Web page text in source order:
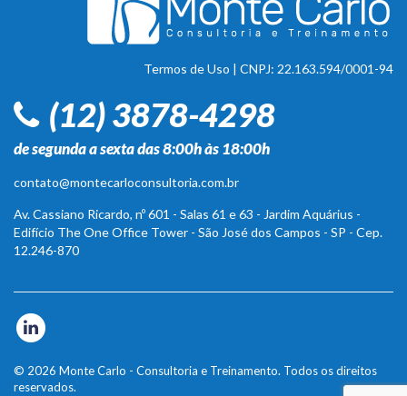
Termos de Uso | CNPJ: 22.163.594/0001-94
(12) 3878-4298
de segunda a sexta das 8:00h às 18:00h
contato@montecarloconsultoria.com.br
Av. Cassiano Ricardo, nº 601 - Salas 61 e 63 - Jardim Aquárius -
Edifício The One Office Tower - São José dos Campos - SP - Cep.
12.246-870
© 2026 Monte Carlo - Consultoria e Treinamento. Todos os direitos
reservados.